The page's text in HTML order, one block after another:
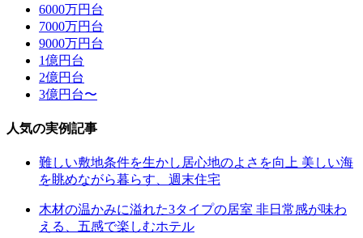
6000万円台
7000万円台
9000万円台
1億円台
2億円台
3億円台〜
人気の実例記事
難しい敷地条件を生かし居心地のよさを向上 美しい海
を眺めながら暮らす、週末住宅
木材の温かみに溢れた3タイプの居室 非日常感が味わ
える、五感で楽しむホテル